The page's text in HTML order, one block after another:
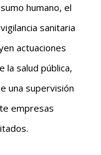
humano, el
sanitaria
actuaciones
la salud pública,
una supervisión
empresas